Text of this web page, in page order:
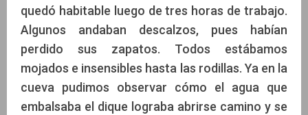
quedó habitable luego de tres horas de trabajo.
Algunos andaban descalzos, pues habían
perdido sus zapatos. Todos estábamos
mojados e insensibles hasta las rodillas. Ya en la
cueva pudimos observar cómo el agua que
embalsaba el dique lograba abrirse camino y se